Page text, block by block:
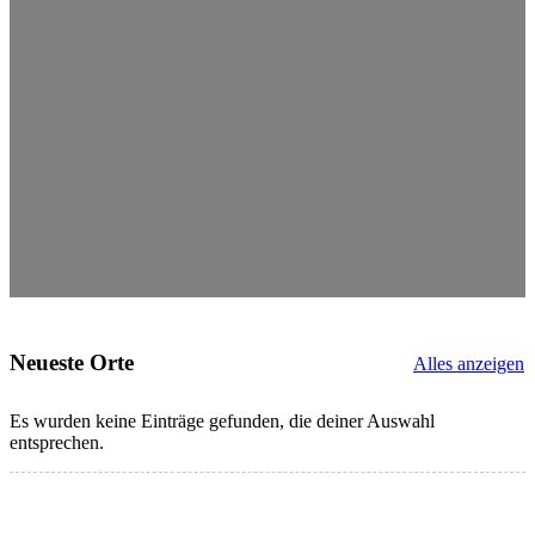
Neueste Orte Alles anzeigen
Es wurden keine Einträge gefunden, die deiner Auswahl
entsprechen.